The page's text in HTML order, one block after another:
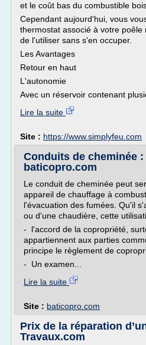
et le coût bas du combustible
Cependant aujourd'hui, vous
thermostat associé à votre
de l'utiliser sans s'en occuper.
Les Avantages
Retour en haut
L'autonomie
Avec un réservoir contenant
Lire la suite
Site : https://www.simplyfeu.com
Conduits de cheminée
baticopro.com
Le conduit de cheminée peut
appareil de chauffage à
l'évacuation des fumées. Qu'il
ou d'une chaudière, cette
- l'accord de la copropriété,
appartiennent aux parties
principe le règlement de
- Un examen...
Lire la suite
Site : baticopro.com
Prix de la réparation
Travaux.com